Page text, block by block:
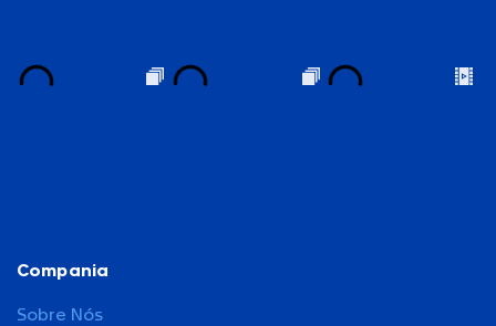
Compania
Sobre Nós